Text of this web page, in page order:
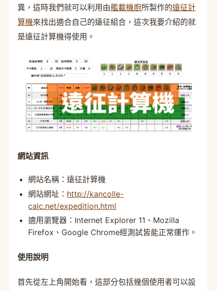
異，這時我們就可以利用由艦載機廚所製作的遠征計
算機來找出適合自己的遠征組合，這次我要介紹的就
是遠征計算機得使用。
網站資訊
網站名稱：遠征計算機
網站網址： http://kancolle-
calc.net/expedition.html
適用瀏覽器：Internet Explorer 11、Mozilla
Firefox、Google Chrome經測試皆能正常運作。
使用說明
首先從左上角開始看，這部分包括幾個使用者可以設